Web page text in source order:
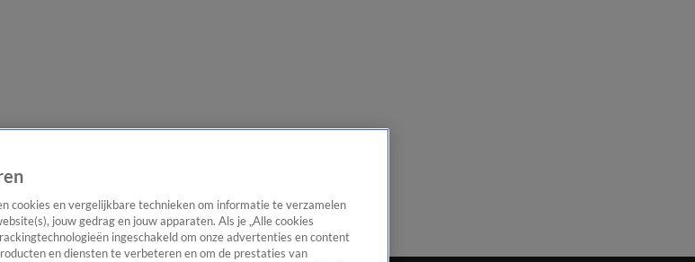
cookies en vergelijkbare technieken om informatie te verzamelen
jouw gedrag en jouw apparaten. Als je „Alle cookies
ingeschakeld om onze advertenties en content
en diensten te verbeteren en om de prestaties van